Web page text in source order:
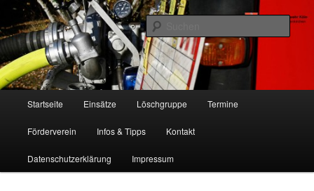
Zum
primären
Inhalt
springenFF Köln, LG RD
Freiwillige Feuerwehr Köln, Löschgruppe Rodenkirchen
Startseite Einsätze Löschgruppe Termine
Förderverein Infos & Tipps Kontakt
Datenschutzerklärung Impressum